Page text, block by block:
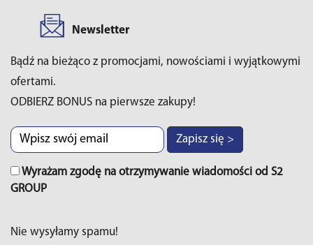
Newsletter
Bądź na bieżąco z promocjami, nowościami i wyjątkowymi
ofertami.
ODBIERZ BONUS na pierwsze zakupy!
Zapisz się >
Wyrażam zgodę na otrzymywanie wiadomości od S2
GROUP
Nie wysyłamy spamu!